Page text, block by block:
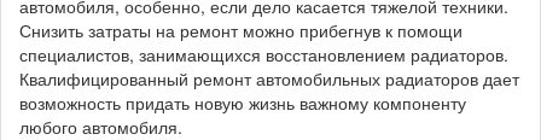
автомобиля, особенно, если дело касается тяжелой техники.
Снизить затраты на ремонт можно прибегнув к помощи
специалистов, занимающихся восстановлением радиаторов.
Квалифицированный ремонт автомобильных радиаторов дает
возможность придать новую жизнь важному компоненту
любого автомобиля.